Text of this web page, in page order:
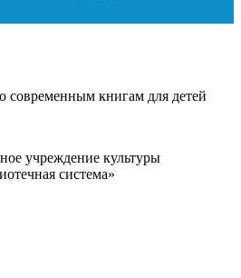
современным книгам для детей
учреждение культуры
система»